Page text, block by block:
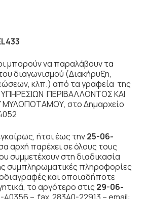
μπορούν να παραλάβουν τα
διαγωνισμού (Διακήρυξη,
κλπ.) από τα γραφεία της
ΠΕΡΙΒΑΛΛΟΝΤΟΣ ΚΑΙ
στο Δημαρχείο
ήτοι έως την25-06-
αρχή παρέχει σε όλους τους
συμμετέχουν στη διαδικασία
συμπληρωματικές πληροφορίες
και οποιαδήποτε
το αργότερο στις 29-06-